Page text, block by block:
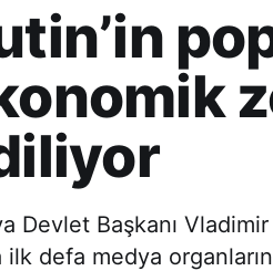
Devlet Başkanı
ilk defa medya